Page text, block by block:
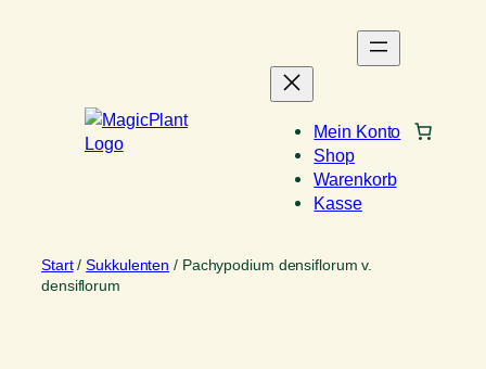
Mein Konto
Shop
Warenkorb
Kasse
Start/Sukkulenten / Pachypodium densiflorum v.
densiflorum